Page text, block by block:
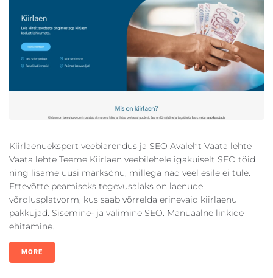
Kiirlaenuekspert veebiarendus ja SEO Avaleht Vaata lehte
Vaata lehte Teeme Kiirlaen veebilehele igakuiselt SEO töid
ning lisame uusi märksõnu, millega nad veel esile ei tule.
Ettevõtte peamiseks tegevusalaks on laenude
võrdlusplatvorm, kus saab võrrelda erinevaid kiirlaenu
pakkujad. Sisemine- ja välimine SEO. Manuaalne linkide
ehitamine.
MORE